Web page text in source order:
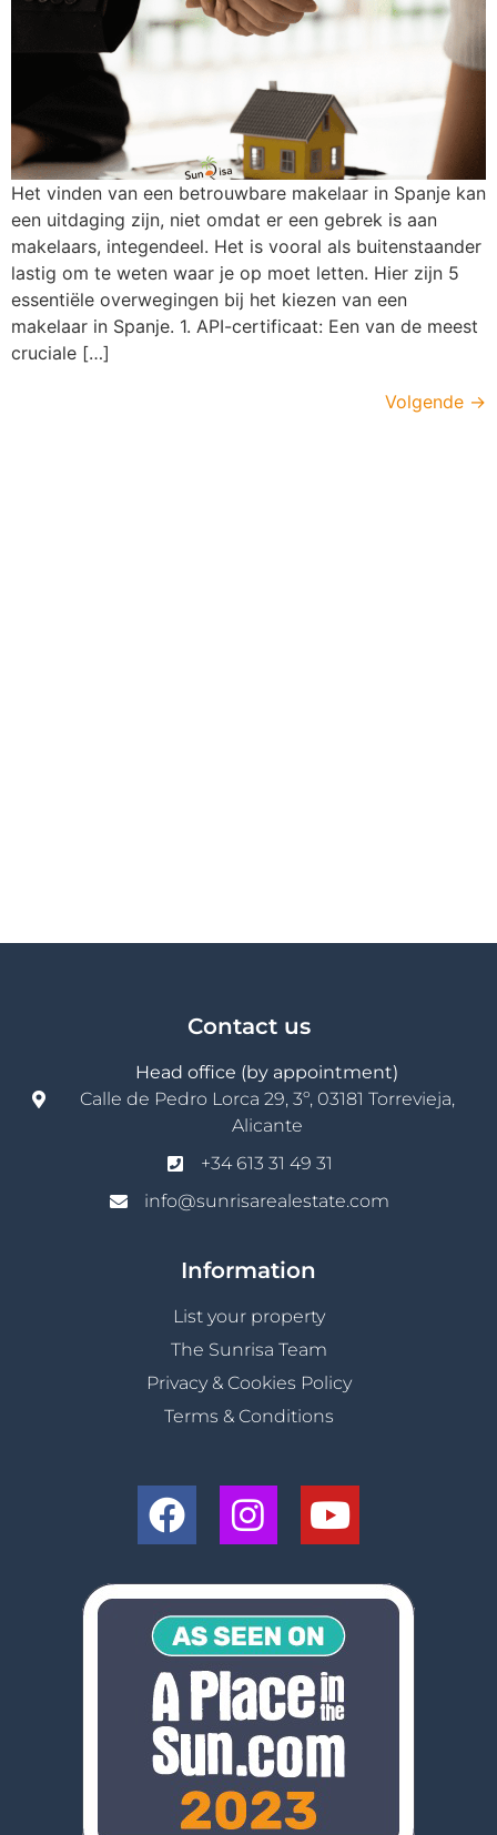
Het vinden van een betrouwbare makelaar in Spanje kan
een uitdaging zijn, niet omdat er een gebrek is aan
makelaars, integendeel. Het is vooral als buitenstaander
lastig om te weten waar je op moet letten. Hier zijn 5
essentiële overwegingen bij het kiezen van een
makelaar in Spanje. 1. API-certificaat: Een van de meest
cruciale […]
Volgende →
Contact us
Head office (by appointment)
Calle de Pedro Lorca 29, 3º, 03181 Torrevieja,
Alicante
+34 613 31 49 31
info@sunrisarealestate.com
Information
List your property
The Sunrisa Team
Privacy & Cookies Policy
Terms & Conditions